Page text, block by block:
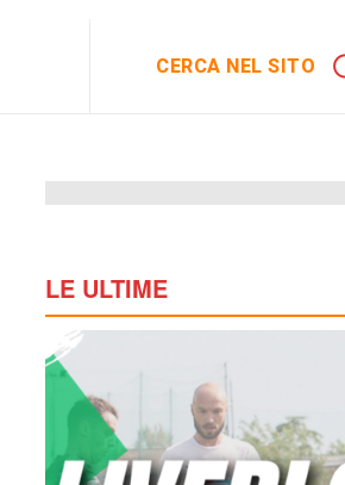
CERCA NEL SITO
LE ULTIME